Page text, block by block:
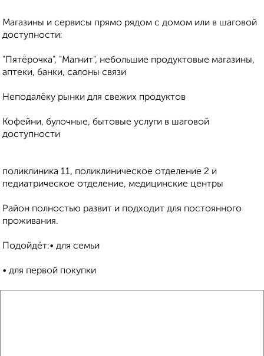
Магазины и сервисы прямо рядом с домом или в шаговой
доступности:
"Пятёрочка", "Магнит", небольшие продуктовые магазины,
аптеки, банки, салоны связи
Неподалёку рынки для свежих продуктов
Кофейни, булочные, бытовые услуги в шаговой
доступности
поликлиника 11, поликлиническое отделение 2 и
педиатрическое отделение, медицинские центры
Район полностью развит и подходит для постоянного
проживания.
Подойдёт:• для семьи
• для первой покупки